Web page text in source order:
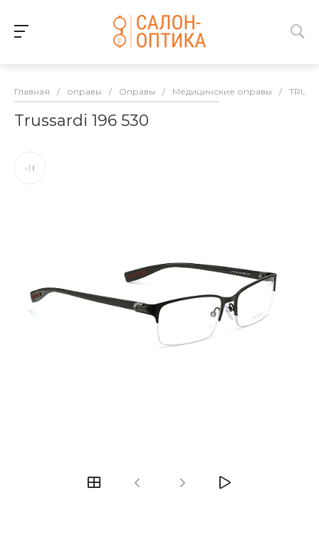
Главная / оправы / Оправы / Медицинские оправы /
Trussardi 196 530